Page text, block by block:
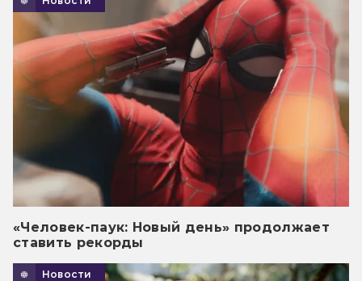
«Человек-паук: Новый день» продолжает
ставить рекорды
Новости